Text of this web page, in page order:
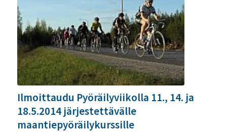
Ilmoittaudu Pyöräilyviikolla 11., 14. ja
18.5.2014 järjestettävälle
maantiepyöräilykurssille